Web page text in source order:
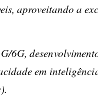
aproveitando a
6G,
em